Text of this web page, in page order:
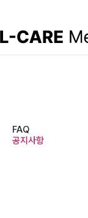
FAQ
공지사항